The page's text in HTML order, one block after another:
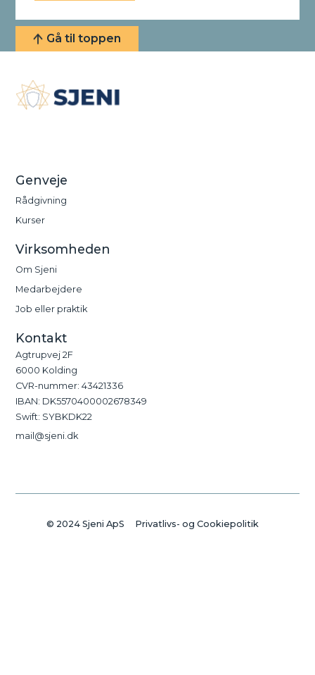
Gå til toppen
Genveje
Rådgivning
Kurser
Virksomheden
Om Sjeni
Medarbejdere
Job eller praktik
Kontakt
Agtrupvej 2F
6000 Kolding
CVR-nummer: 43421336
IBAN: DK5570400002678349
Swift: SYBKDK22
mail@sjeni.dk
© 2024 Sjeni ApS Privatlivs- og Cookiepolitik